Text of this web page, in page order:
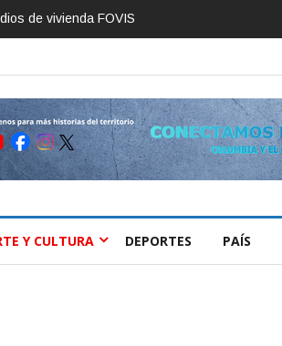
Valledupar 2026
Y CULTURA DEPORTES PAÍS